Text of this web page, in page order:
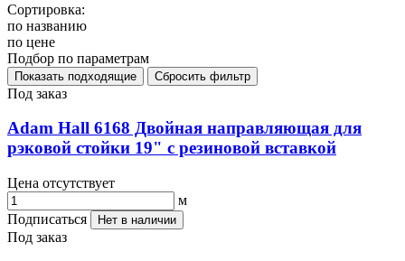
Сортировка:
по названию
по цене
Подбор по параметрам
Под заказ
Adam Hall 6168 Двойная направляющая для
рэковой стойки 19" с резиновой вставкой
Цена отсутствует
м
Подписаться
Нет в наличии
Под заказ